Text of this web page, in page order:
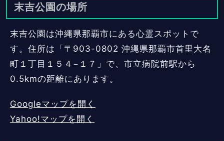
末吉公園の場所
末吉公園は沖縄県那覇市にある心霊スポットで
す。住所は「〒903-0802 沖縄県那覇市首里大名
町１丁目１５４−１７」で、市立病院前駅から
0.5kmの距離にあります。
Googleマップを開く
Yahoo!マップを開く